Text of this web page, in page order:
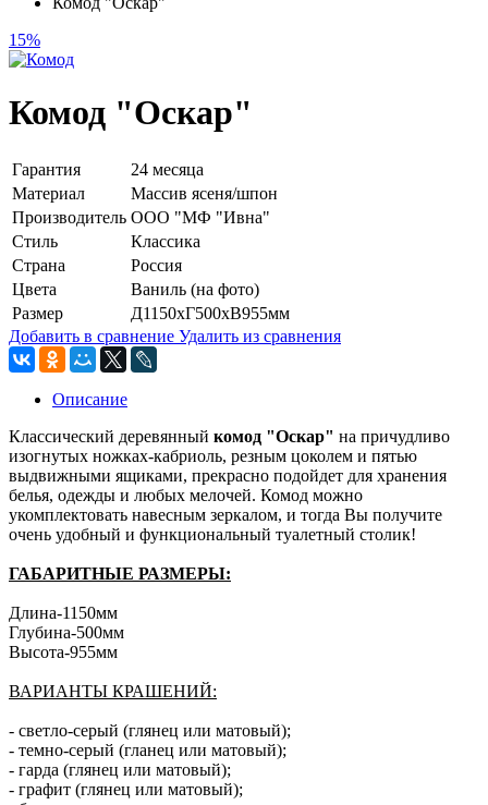
15%
Комод "Оскар"
Гарантия
24 месяца
Материал
Массив ясеня/шпон
Производитель ООО "МФ "Ивна"
Стиль
Классика
Страна
Россия
Цвета
Ваниль (на фото)
Размер
Д1150хГ500хВ955мм
Добавить в сравнение Удалить из сравнения
Описание
Классический деревянный комод "Оскар" на причудливо
изогнутых ножках-кабриоль, резным цоколем и пятью
выдвижными ящиками, прекрасно подойдет для хранения
белья, одежды и любых мелочей. Комод можно
укомплектовать навесным зеркалом, и тогда Вы получите
очень удобный и функциональный туалетный столик!
ГАБАРИТНЫЕ РАЗМЕРЫ:
Длина-1150мм
Глубина-500мм
Высота-955мм
ВАРИАНТЫ КРАШЕНИЙ:
- светло-серый (глянец или матовый);
- темно-серый (гланец или матовый);
- гарда (глянец или матовый);
- графит (глянец или матовый);